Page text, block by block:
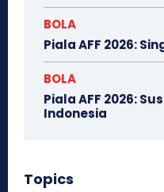
BOLA
Piala AFF 2026:
BOLA
Piala AFF 2026:
Indonesia
Topics